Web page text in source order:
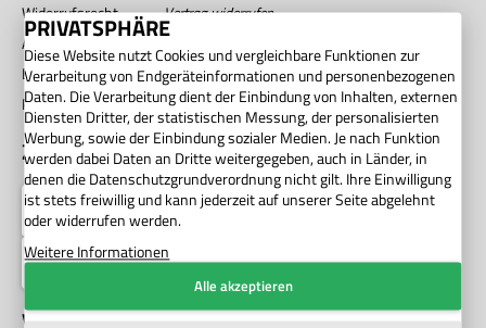
Widerrufsrecht
Vertrag widerrufen
AGB
Impressum
Barrierefreiheit
Unternehmen
Privatsphäre
Zahlung
Versand
PRIVATSPHÄRE
Diese Website nutzt Cookies und vergleichbare Funktionen zur
Verarbeitung von Endgeräteinformationen und personenbezogenen
Daten. Die Verarbeitung dient der Einbindung von Inhalten, externen
Diensten Dritter, der statistischen Messung, der personalisierten
Werbung, sowie der Einbindung sozialer Medien. Je nach Funktion
werden dabei Daten an Dritte weitergegeben, auch in Länder, in
denen die Datenschutzgrundverordnung nicht gilt. Ihre Einwilligung
ist stets freiwillig und kann jederzeit auf unserer Seite abgelehnt
oder widerrufen werden.
Weitere Informationen
Alle akzeptieren